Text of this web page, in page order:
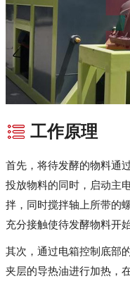
工作原理
首先，将待发酵的物料通
投放物料的同时，启动主
拌，同时搅拌轴上所带的
充分接触使待发酵物料开
其次，通过电箱控制底部
夹层的导热油进行加热，